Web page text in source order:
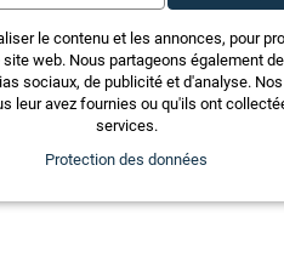
le contenu et les annonces, pour
web. Nous partageons également
sociaux, de publicité et d'analyse.
leur avez fournies ou qu'ils ont
services.
Protection des données